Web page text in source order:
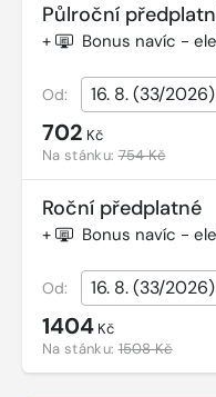
Půlroční
+ Bonus navíc -
Od:
702 Kč
Na stánku:754 Kč
Roční předplatné
+ Bonus navíc -
Od:
1404 Kč
Na stánku:1508 Kč